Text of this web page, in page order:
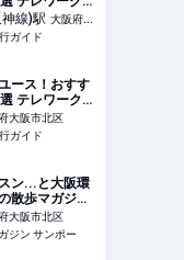
| トラベルjp
線)駅 大阪府大
ガイド
ース！おすす
テレワークや
| トラベルjp
大阪市北区
ガイド
ン...と大阪環
散歩マガジン
大阪市北区
ジン サンポー